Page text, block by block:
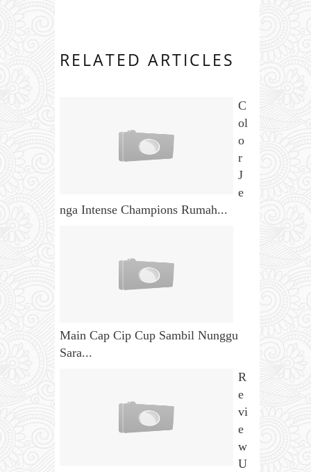
RELATED ARTICLES
C
ol
o
r
J
e
nga Intense Champions Rumah...
Main Cap Cip Cup Sambil Nunggu
Sara...
R
e
vi
e
w
U